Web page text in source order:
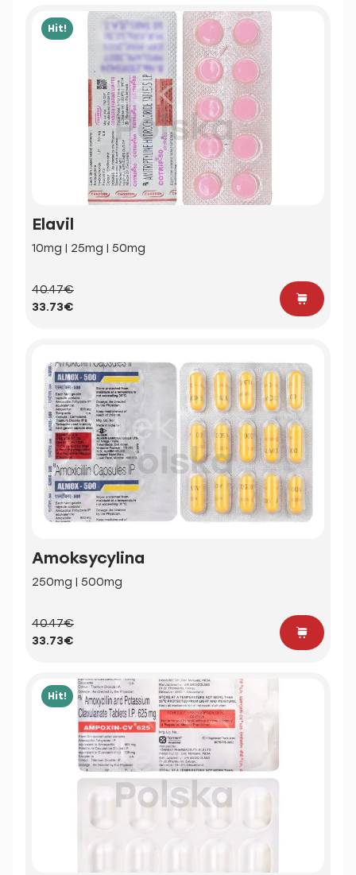
Hit!
Elavil
10mg | 25mg | 50mg
40.47€
33.73€
Amoksycylina
250mg | 500mg
40.47€
33.73€
Hit!